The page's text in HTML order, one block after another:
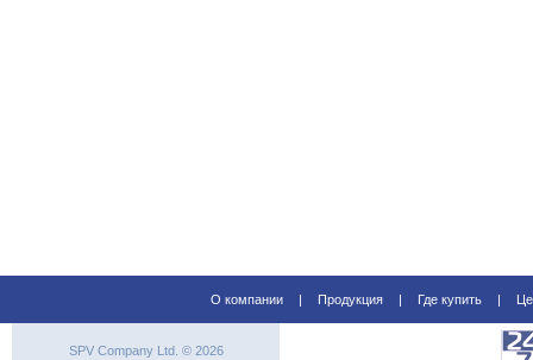
О компании | Продукция | Где купить |
SPV Company Ltd. © 2026